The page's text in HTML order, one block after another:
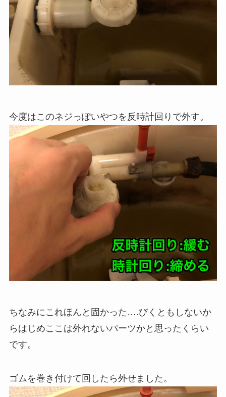
今度はこのネジっぽいやつを反時計回りで外す。
ちなみにこれほんと固かった….びくともしないか
らはじめここは外れないパーツかと思ったくらい
です。
ゴムを巻き付けて回したら外せました。